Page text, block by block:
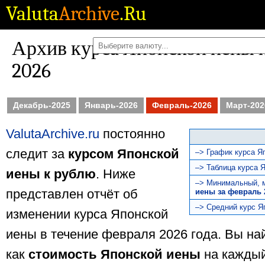
ValutaArchive.Ru
Архив курса Японской иены
2026
Декабрь-2025 Январь-2026 Февраль-2026 Март-
–> График курса
–> Таблица курса
–> Минимальный,
иены за февраль
–> Средний курс
ValutaArchive.ru постоянно
следит за курсом Японской
иены к рублю. Ниже
представлен отчёт об
изменении курса Японской
иены в течение февраля 2026 года. Вы
как стоимость Японской иены на